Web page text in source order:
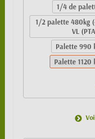
1/4 de
1/2 palette 480kg
VL
Palette 990
Palette 1120